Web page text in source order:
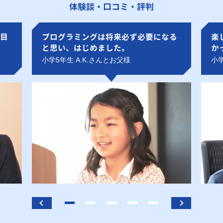
体験談・口コミ・評判
プログラミングは将来必ず必要になる
と思い、はじめました。
小学5年生 A.K.さんとお父様
楽
か
小